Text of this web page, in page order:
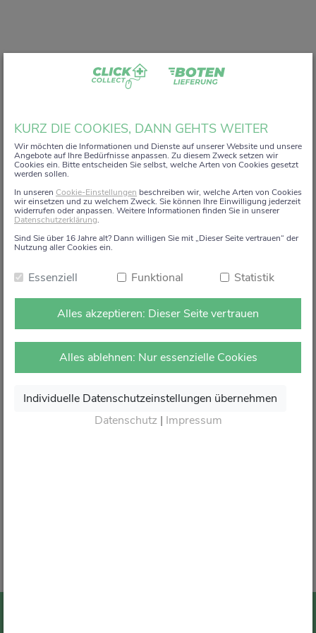
Liebe Kundin, lieber Kunde,
vielen Dank, dass Sie unser digitalesZACK+DA!
Aktionsregal genutzt haben.
Wir haben uns sehr gefreut, Sie auf diesem Weg begleiten
zu dürfen.
Dieses Angebot wird zum 15. Januar 2026 eingestellt.
Ab dem 16. Januar 2026 stehen die Online-
nicht mehr zur Verfügung.
Natürlich sind wir weiterhin persönlich für Sie da. Direkt
vor Ort in Ihrer Apotheke.
attraktive Angebote und den besten Service rund um Ihre
Danke für Ihr Vertrauen.
KURZ DIE COOKIES, DANN GEHTS WEITER
Wir möchten die Informationen und Dienste auf unserer Website und unsere
Angebote auf Ihre Bedürfnisse anpassen. Zu diesem Zweck setzen wir
Cookies ein. Bitte entscheiden Sie selbst, welche Arten von Cookies gesetzt
werden sollen.
In unseren Cookie-Einstellungen beschreiben wir, welche Arten von Cookies
wir einsetzen und zu welchem Zweck. Sie können Ihre Einwilligung jederzeit
widerrufen oder anpassen. Weitere Informationen finden Sie in unserer
Datenschutzerklärung.
Sind Sie über 16 Jahre alt? Dann willigen Sie mit „Dieser Seite vertrauen“ der
Nutzung aller Cookies ein.
Essenziell Funktional Statistik
Alles akzeptieren: Dieser Seite vertrauen
Alles ablehnen: Nur essenzielle Cookies
Individuelle Datenschutzeinstellungen übernehmen
Datenschutz| Impressum